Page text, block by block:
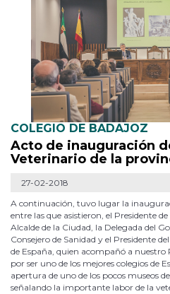
COLEGIO DE BADAJOZ
Acto de inauguración
Veterinario de la
27-02-2018
A continuación, tuvo lugar la
entre las que asistieron, el Presidente
Alcalde de la Ciudad, la Delegada del
Consejero de Sanidad y el Presidente
de España, quien acompañó a nuestro
por ser uno de los mejores colegios de
apertura de uno de los pocos museos
señalando la importante labor de la